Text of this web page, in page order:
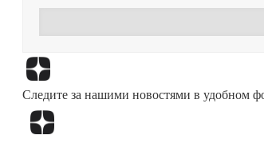
Следите за нашими новостями в удобном